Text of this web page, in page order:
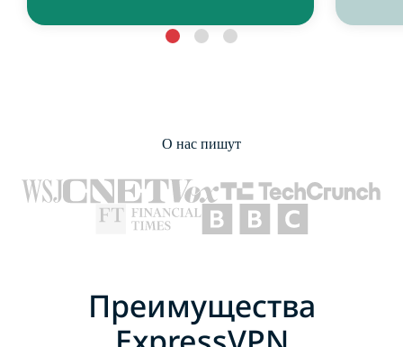
О нас пишут
Преимущества